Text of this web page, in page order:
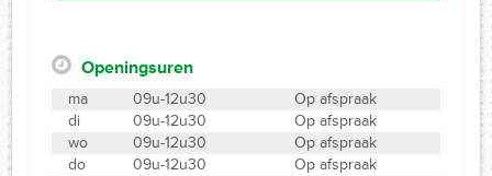
Openingsuren
ma 09u-12u30
Op afspraak
di
09u-12u30
Op afspraak
wo
09u-12u30
Op afspraak
do
09u-12u30
Op afspraak